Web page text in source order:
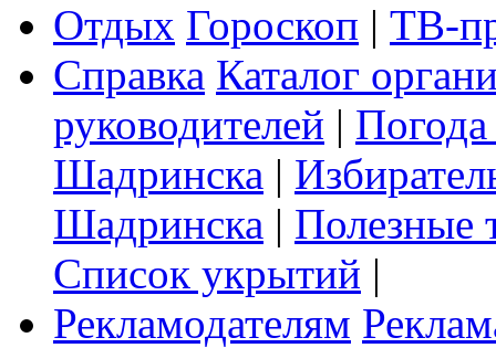
Отдых Гороскоп | ТВ-
Справка Каталог
руководителей |
Шадринска |
Шадринска | Полезные
Список укрытий |
Рекламодателям